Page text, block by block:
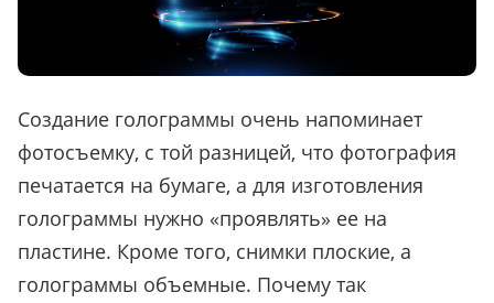
Создание голограммы очень напоминает
фотосъемку, с той разницей, что фотография
печатается на бумаге, а для изготовления
голограммы нужно «проявлять» ее на
пластине. Кроме того, снимки плоские, а
голограммы объемные. Почему так